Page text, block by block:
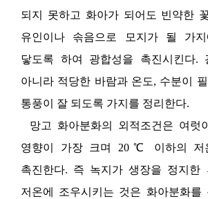
되지 못하고 화아가 되어도 빈약한
유인이나 솎음으로 모지가 될 가
닿도록 하여 광합성을 촉진시킨다.
아니라 적당한 바람과 온도, 수분이
통풍이 잘 되도록 가지를 정리한다.
망고 화아분화의 외적조건은 여럿
영향이 가장 크며 20℃ 이하의 저
촉진한다. 즉 녹지가 생장을 정지
저온에 조우시키는 것은 화아분화를